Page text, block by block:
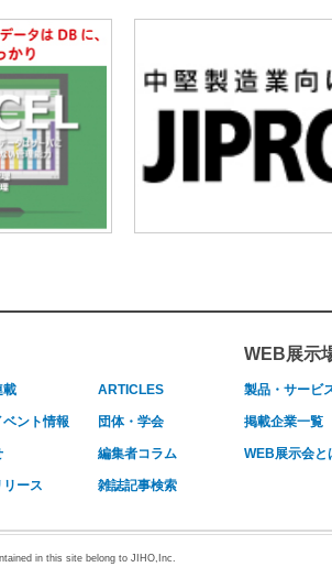
載 ARTICLES
ント情報 団体・学会
編集者コラム
リース 雑誌記事検索
WEB展示
製品・サービ
掲載企業一覧
WEB展示会と
in this site belong to JIHO,Inc.